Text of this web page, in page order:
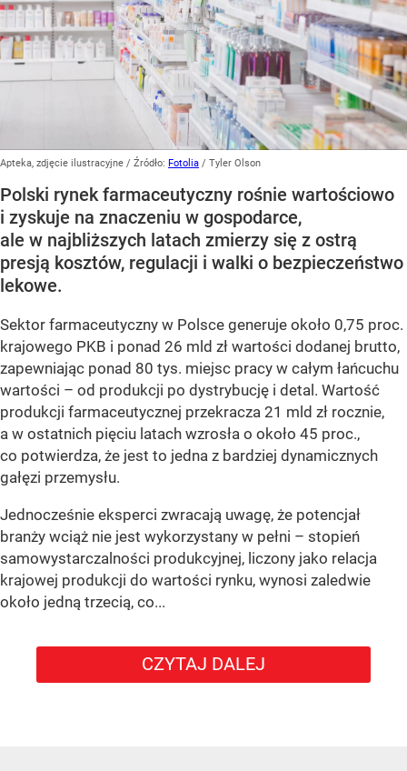
Apteka, zdjęcie ilustracyjne / Źródło: Fotolia / Tyler Olson
Polski rynek farmaceutyczny rośnie wartościowo
i zyskuje na znaczeniu w gospodarce,
ale w najbliższych latach zmierzy się z ostrą
presją kosztów, regulacji i walki o bezpieczeństwo
lekowe.
Sektor farmaceutyczny w Polsce generuje około 0,75 proc.
krajowego PKB i ponad 26 mld zł wartości dodanej brutto,
zapewniając ponad 80 tys. miejsc pracy w całym łańcuchu
wartości – od produkcji po dystrybucję i detal. Wartość
produkcji farmaceutycznej przekracza 21 mld zł rocznie,
a w ostatnich pięciu latach wzrosła o około 45 proc.,
co potwierdza, że jest to jedna z bardziej dynamicznych
gałęzi przemysłu.
Jednocześnie eksperci zwracają uwagę, że potencjał
branży wciąż nie jest wykorzystany w pełni – stopień
samowystarczalności produkcyjnej, liczony jako relacja
krajowej produkcji do wartości rynku, wynosi zaledwie
około jedną trzecią, co...
CZYTAJ DALEJ